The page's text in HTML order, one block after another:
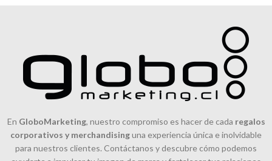
polvo en el aire y proporcionar
un espacio de respiración
En GloboMarketing, nuestro compromiso es hacer de cada regalos
corporativos y merchandisinguna experiencia única e inolvidable
para nuestros clientes. Contáctanos y descubre cómo podemos